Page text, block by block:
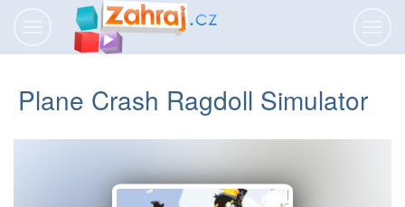
Plane Crash Ragdoll Simulator